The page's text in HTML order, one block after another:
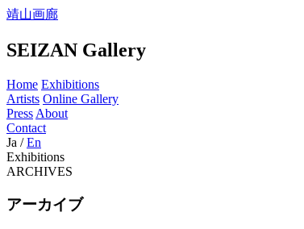
靖山画廊
SEIZAN Gallery
Home Exhibitions
Artists Online Gallery
Press About
Contact
Ja / En
Exhibitions
ARCHIVES
アーカイブ